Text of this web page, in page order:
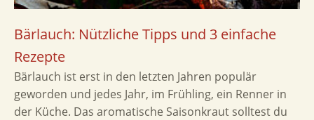
Bärlauch: Nützliche Tipps und 3 einfache
Rezepte
Bärlauch ist erst in den letzten Jahren populär
geworden und jedes Jahr, im Frühling, ein Renner in
der Küche. Das aromatische Saisonkraut solltest du